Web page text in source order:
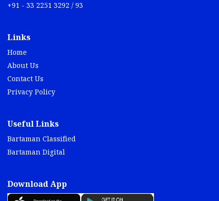
+91 - 33 2251 3292 / 93
Links
Home
About Us
Contact Us
Privacy Policy
Useful Links
Bartaman Classified
Bartaman Digital
Download App